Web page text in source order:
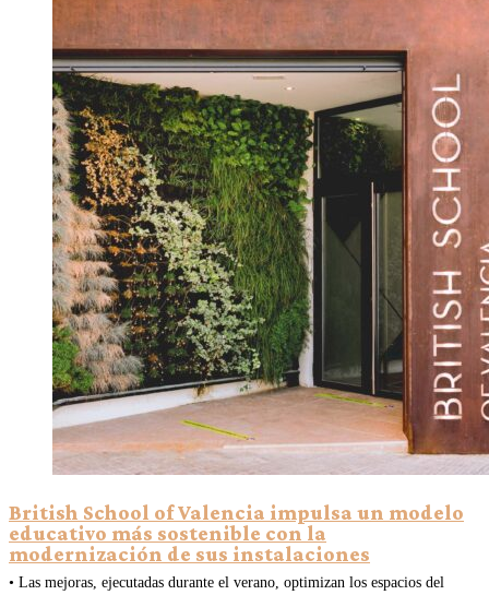
British School of Valencia impulsa un modelo
educativo más sostenible con la
modernización de sus instalaciones
• Las mejoras, ejecutadas durante el verano, optimizan los espacios del